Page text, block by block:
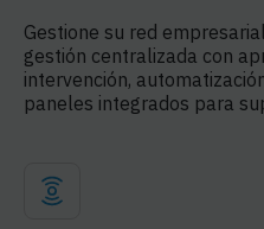
Gestione su red
gestión centralizada con
intervención,
paneles integrados para